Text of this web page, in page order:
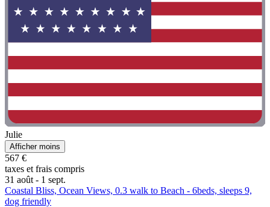
Julie
Afficher moins
567 €
taxes et frais compris
31 août - 1 sept.
Coastal Bliss, Ocean Views, 0.3 walk to Beach - 6beds, sleeps 9,
dog friendly